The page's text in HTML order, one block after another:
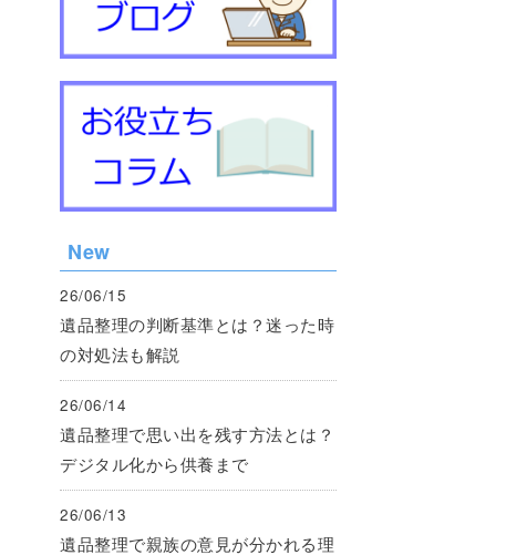
New
26/06/15
遺品整理の判断基準とは？迷った時
の対処法も解説
26/06/14
遺品整理で思い出を残す方法とは？
デジタル化から供養まで
26/06/13
遺品整理で親族の意見が分かれる理